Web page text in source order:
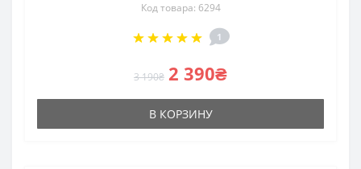
Код товара: 6294
1
3 190₴ 2 390₴
В КОРЗИНУ